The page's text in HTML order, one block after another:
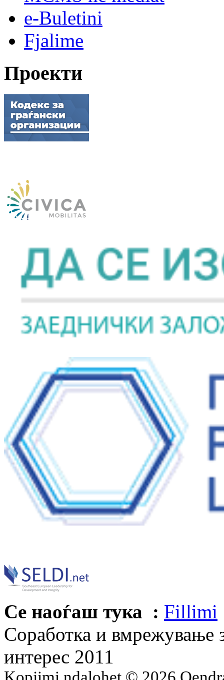
e-Buletini
Fjalime
Проекти
Се наоѓаш тука : Fillimi
Соработка и вмрежување
интерес 2011